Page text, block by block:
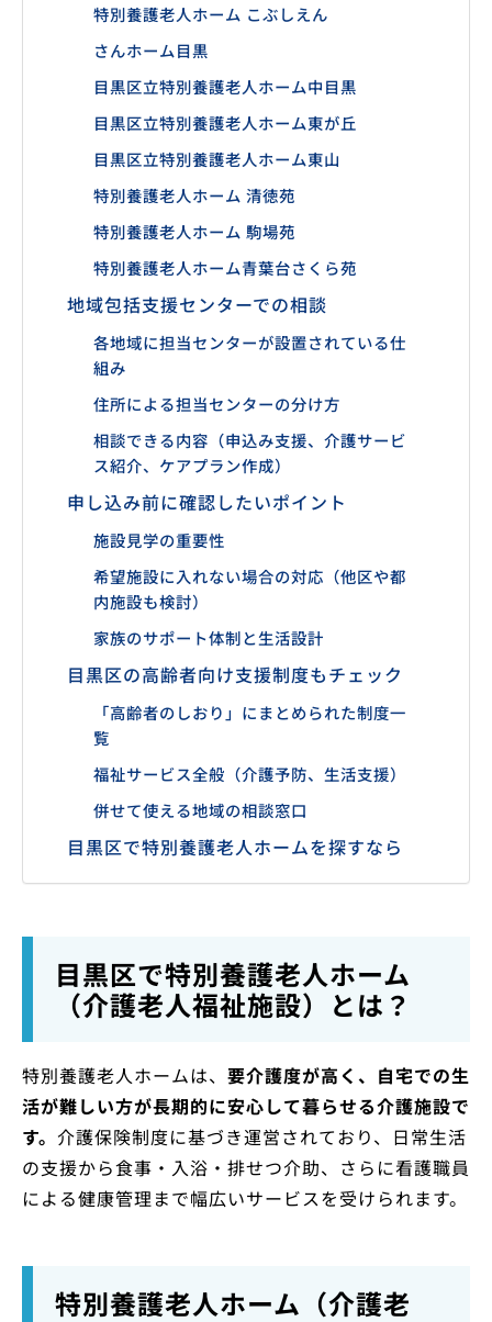
特別養護老人ホーム こぶしえん
さんホーム目黒
目黒区立特別養護老人ホーム中目黒
目黒区立特別養護老人ホーム東が丘
目黒区立特別養護老人ホーム東山
特別養護老人ホーム 清徳苑
特別養護老人ホーム 駒場苑
特別養護老人ホーム青葉台さくら苑
地域包括支援センターでの相談
各地域に担当センターが設置されている仕
組み
住所による担当センターの分け方
相談できる内容（申込み支援、介護サービ
ス紹介、ケアプラン作成）
申し込み前に確認したいポイント
施設見学の重要性
希望施設に入れない場合の対応（他区や都
内施設も検討）
家族のサポート体制と生活設計
目黒区の高齢者向け支援制度もチェック
「高齢者のしおり」にまとめられた制度一
覧
福祉サービス全般（介護予防、生活支援）
併せて使える地域の相談窓口
目黒区で特別養護老人ホームを探すなら
目黒区で特別養護老人ホーム
（介護老人福祉施設）とは？
特別養護老人ホームは、 要介護度が高く、自宅での生
活が難しい方が長期的に安心して暮らせる介護施設で
す。 介護保険制度に基づき運営されており、日常生活
の支援から食事・入浴・排せつ介助、さらに看護職員
による健康管理まで幅広いサービスを受けられます。
特別養護老人ホーム（介護老